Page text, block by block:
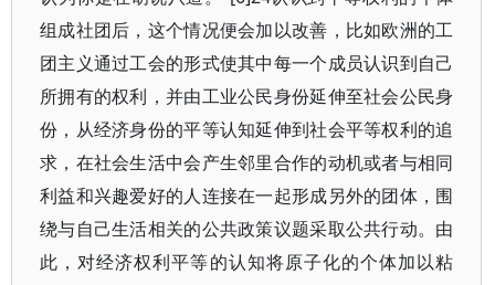
组成社团后，这个情况便会加以改善，比如欧洲的工
团主义通过工会的形式使其中每一个成员认识到自己
所拥有的权利，并由工业公民身份延伸至社会公民身
份，从经济身份的平等认知延伸到社会平等权利的追
求，在社会生活中会产生邻里合作的动机或者与相同
利益和兴趣爱好的人连接在一起形成另外的团体，围
绕与自己生活相关的公共政策议题采取公共行动。由
此，对经济权利平等的认知将原子化的个体加以粘